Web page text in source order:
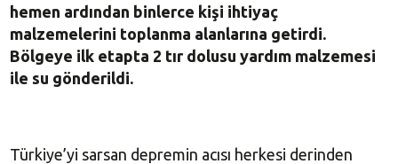
hemen ardından binlerce kişi ihtiyaç
malzemelerini toplanma alanlarına getirdi.
Bölgeye ilk etapta 2 tır dolusu yardım malzemesi
ile su gönderildi.
Türkiye’yi sarsan depremin acısı herkesi derinden